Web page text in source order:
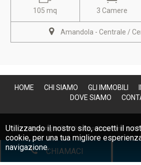
CHIAMACI
105 mq 3 Camere
Amandola - Centrale /
HOME CHI SIAMO GLI IMMOBILI
DOVE SIAMO
Copyright © 2026 Avio Fioravanti | All
P.IVA 01247410440
Utilizzando il nostro sito, accetti il
cookie, per una tua migliore
navigazione.